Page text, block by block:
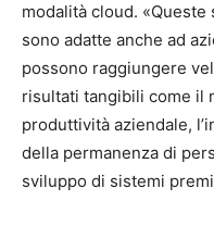
modalità cloud.
sono adatte anche ad
possono raggiungere
risultati tangibili come il
produttività aziendale,
della permanenza di
sviluppo di sistemi